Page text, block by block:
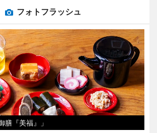
フォトフラッシュ
膳『美福』」